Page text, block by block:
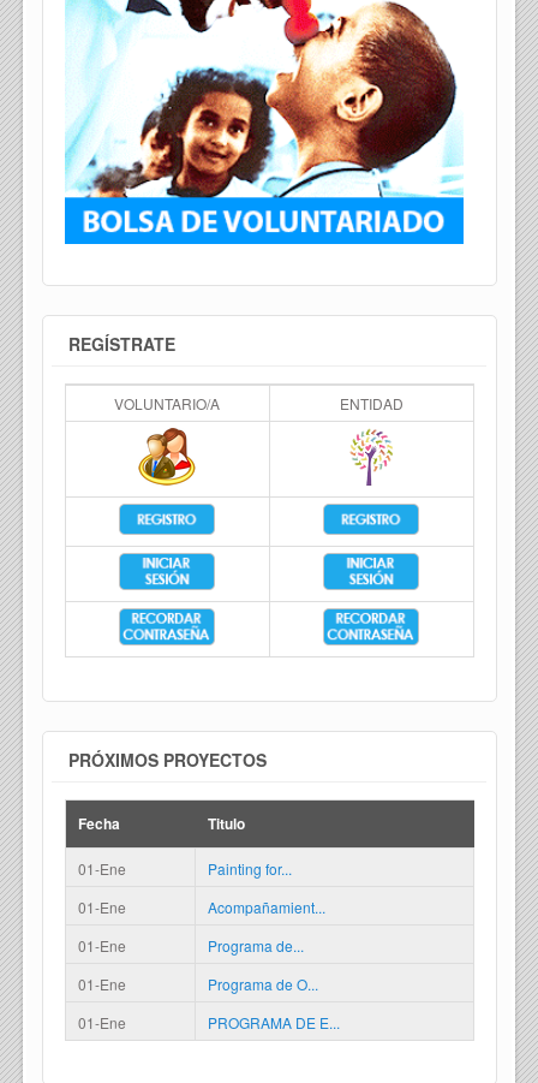
REGÍSTRATE
VOLUNTARIO/A ENTIDAD
PRÓXIMOS PROYECTOS
Fecha Titulo
01-Ene
Painting for...
01-Ene
Acompañamient...
01-Ene
Programa de...
01-Ene
Programa de O...
01-Ene
PROGRAMA DE E...